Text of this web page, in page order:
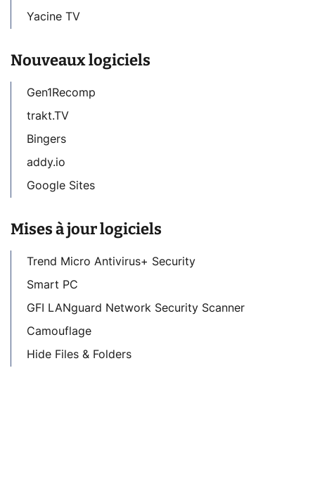
Yacine TV
Nouveaux logiciels
Gen1Recomp
trakt.TV
Bingers
addy.io
Google Sites
Mises à jour logiciels
Trend Micro Antivirus+ Security
Smart PC
GFI LANguard Network Security Scanner
Camouflage
Hide Files & Folders